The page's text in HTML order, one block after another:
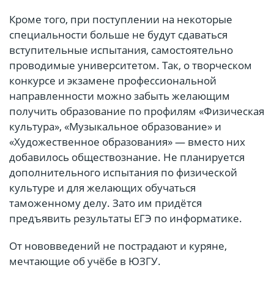
Кроме того, при поступлении на некоторые
специальности больше не будут сдаваться
вступительные испытания, самостоятельно
проводимые университетом. Так, о творческом
конкурсе и экзамене профессиональной
направленности можно забыть желающим
получить образование по профилям «Физическая
культура», «Музыкальное образование» и
«Художественное образования» — вместо них
добавилось обществознание. Не планируется
дополнительного испытания по физической
культуре и для желающих обучаться
таможенному делу. Зато им придётся
предъявить результаты ЕГЭ по информатике.
От нововведений не пострадают и куряне,
мечтающие об учёбе в ЮЗГУ.